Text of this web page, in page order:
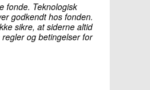
fonde. Teknologisk
godkendt hos fonden.
sikre, at siderne altid
og betingelser for